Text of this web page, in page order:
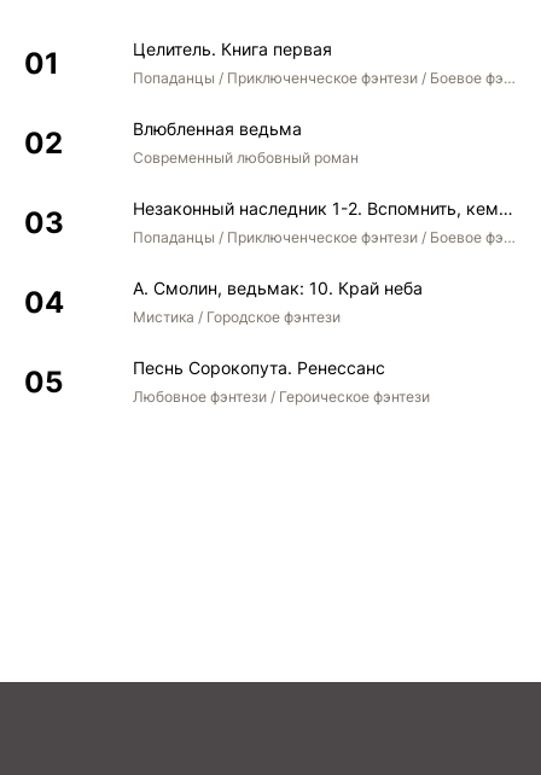
Целитель. Книга первая
Попаданцы / Приключенческое фэнтези / Боевое фэнтези
Влюбленная ведьма
Современный любовный роман
Незаконный наследник 1-2. Вспомнить, кем был. Стать собой. Остаться собой
Попаданцы / Приключенческое фэнтези / Боевое фэнтези / Юмористическое фэнтези
А. Смолин, ведьмак: 10. Край неба
Мистика / Городское фэнтези
Песнь Сорокопута. Ренессанс
Любовное фэнтези / Героическое фэнтези